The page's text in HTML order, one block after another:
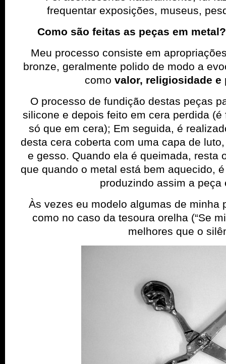
frequentar exposições, museus,
Como são feitas as peças em
Meu processo consiste em
bronze, geralmente polido de modo a
como valor, religiosidade e
O processo de fundição destas peças
silicone e depois feito em cera perdida
só que em cera); Em seguida, é
desta cera coberta com uma capa de
e gesso. Quando ela é queimada, resta
que quando o metal está bem aquecido,
produzindo assim a peça
Às vezes eu modelo algumas de minha
como no caso da tesoura orelha (“Se
melhores que o